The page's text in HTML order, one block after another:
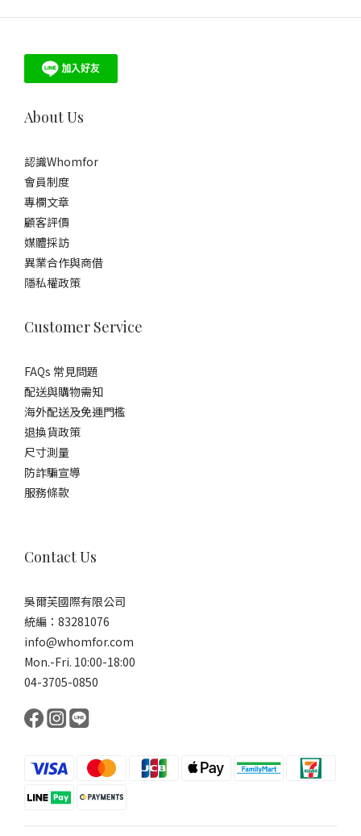
About Us
認識Whomfor
會員制度
專欄文章
顧客評價
媒體採訪
異業合作與商借
隱私權政策
Customer Service
FAQs 常見問題
配送與購物需知
海外配送及免運門檻
退換貨政策
尺寸測量
防詐騙宣導
服務條款
Contact Us
吳爾芙國際有限公司
統編：83281076
info@whomfor.com
Mon.-Fri. 10:00-18:00
04-3705-0850